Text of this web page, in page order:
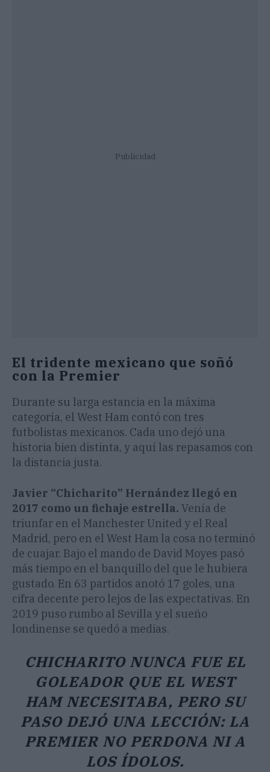
Publicidad
El tridente mexicano que soñó
con la Premier
Durante su larga estancia en la máxima
categoría, el West Ham contó con tres
futbolistas mexicanos. Cada uno dejó una
historia bien distinta, y aquí las repasamos con
la distancia justa.
Javier “Chicharito” Hernández llegó en
2017 como un fichaje estrella. Venía de
triunfar en el Manchester United y el Real
Madrid, pero en el West Ham la cosa no terminó
de cuajar. Bajo el mando de David Moyes pasó
más tiempo en el banquillo del que le hubiera
gustado. En 63 partidos anotó 17 goles, una
cifra decente pero lejos de las expectativas. En
2019 puso rumbo al Sevilla y el sueño
londinense se quedó a medias.
CHICHARITO NUNCA FUE EL
GOLEADOR QUE EL WEST
HAM NECESITABA, PERO SU
PASO DEJÓ UNA LECCIÓN: LA
PREMIER NO PERDONA NI A
LOS ÍDOLOS.